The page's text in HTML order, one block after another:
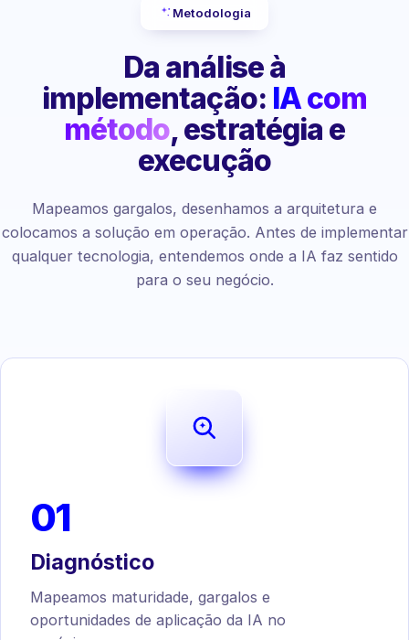
Metodologia
Da análise à
implementação: IA com
método, estratégia e
execução
Mapeamos gargalos, desenhamos a arquitetura e
colocamos a solução em operação. Antes de implementar
qualquer tecnologia, entendemos onde a IA faz sentido
para o seu negócio.
01
Diagnóstico
Mapeamos maturidade, gargalos e
oportunidades de aplicação da IA no